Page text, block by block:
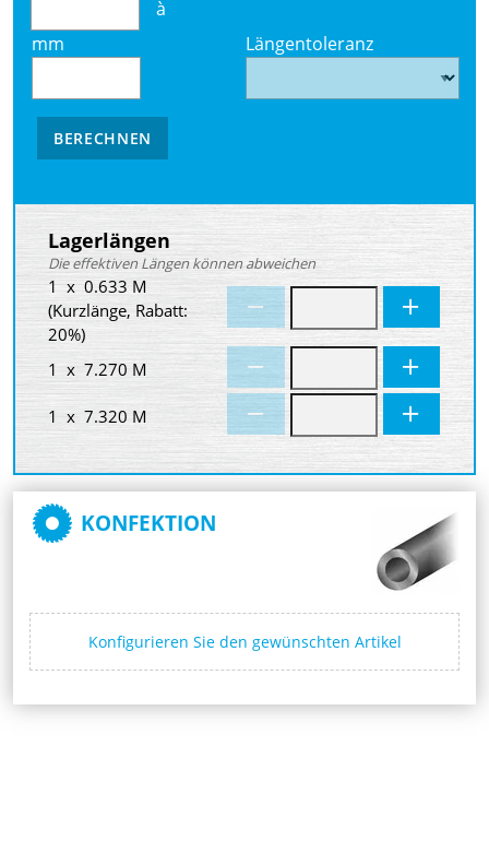
à
mm
Längentoleranz
BERECHNEN
Lagerlängen
Die effektiven Längen können abweichen
1 x 0.633 M
(Kurzlänge, Rabatt:
20%)
1 x 7.270 M
1 x 7.320 M
KONFEKTION
Konfigurieren Sie den gewünschten Artikel